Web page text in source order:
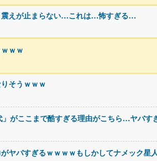
震えが止まらない…これは…怖すぎる…
ｗｗ
そうｗｗｗ
」がここまで酷すぎる理由がこちら…ヤバ
ヤバすぎるｗｗｗｗもしかしてナメック星